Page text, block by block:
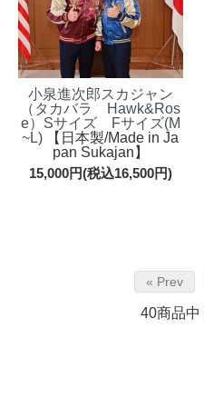
小泉進次郎スカジャン
（タカバラ Hawk&Ros
e）Sサイズ Fサイズ(M
~L) 【日本製/Made in Ja
pan Sukajan】
15,000円(税込16,500円)
« Prev
40商品中